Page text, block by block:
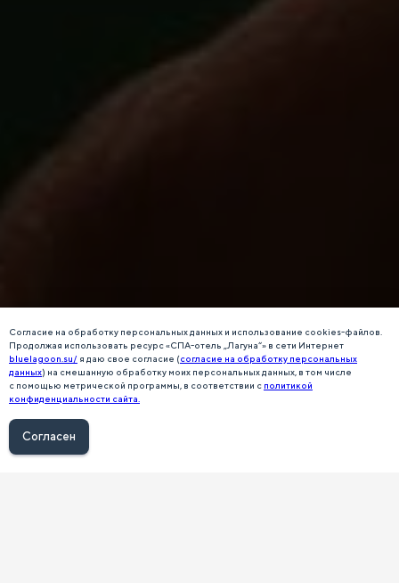
Согласие на обработку персональных данных и использование cookies-файлов.
Продолжая использовать ресурс «СПА-отель „Лагуна“» в сети Интернет
bluelagoon.su/ я даю свое согласие (согласие на обработку персональных
данных) на смешанную обработку моих персональных данных, в том числе
с помощью метрической программы, в соответствии с политикой
конфиденциальности сайта.
Согласен